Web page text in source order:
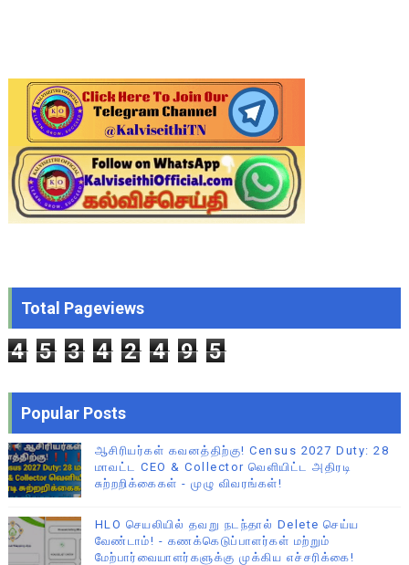
Total Pageviews
4 5 3 4 2 4 9 5
Popular Posts
ஆசிரியர்கள் கவனத்திற்கு! Census 2027 Duty: 28
மாவட்ட CEO & Collector வெளியிட்ட அதிரடி
சுற்றறிக்கைகள் - முழு விவரங்கள்!
HLO செயலியில் தவறு நடந்தால் Delete செய்ய
வேண்டாம்! - கணக்கெடுப்பாளர்கள் மற்றும்
மேற்பார்வையாளர்களுக்கு முக்கிய எச்சரிக்கை!